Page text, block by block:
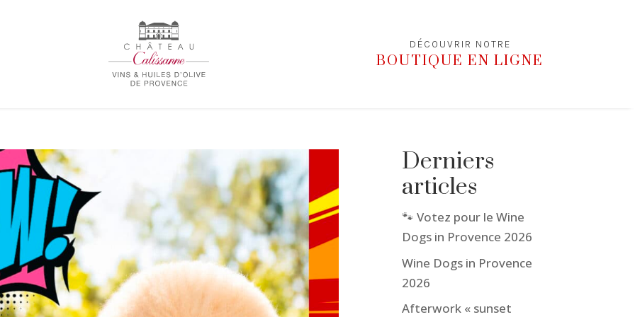
DÉCOUVRIR NOTRE
BOUTIQUE EN LIGNE
Derniers
articles
🐾 Votez pour le Wine
Dogs in Provence 2026
Wine Dogs in Provence
2026
Afterwork « sunset